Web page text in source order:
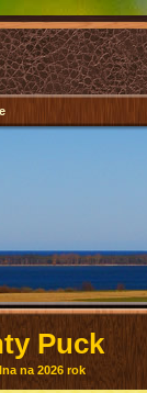
Puck
na 2026 rok